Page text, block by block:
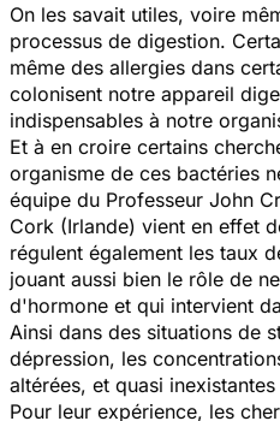
On les savait utiles, voire
processus de digestion.
même des allergies dans
colonisent notre appareil
indispensables à notre
Et à en croire certains
organisme de ces bactéries
équipe du Professeur John
Cork (Irlande) vient en effet
régulent également les taux
jouant aussi bien le rôle de
d'hormone et qui intervient
Ainsi dans des situations de
dépression, les
altérées, et quasi
Pour leur expérience, les